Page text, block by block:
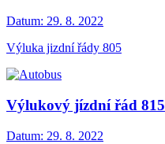
Datum: 29. 8. 2022
Výluka jizdní řády 805
Výlukový jízdní řád 815
Datum: 29. 8. 2022